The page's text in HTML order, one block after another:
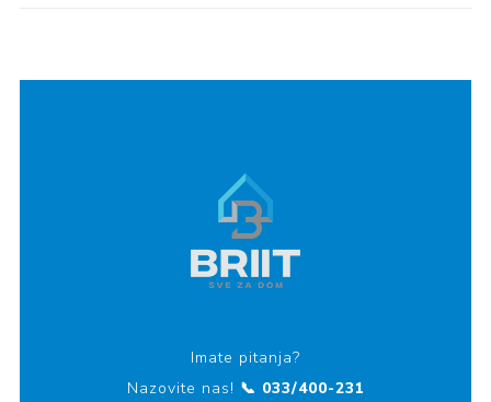
Imate pitanja?
Nazovite nas! 📞 033/400-231